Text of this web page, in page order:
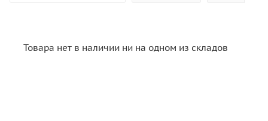
Товара нет в наличии ни на одном из складов